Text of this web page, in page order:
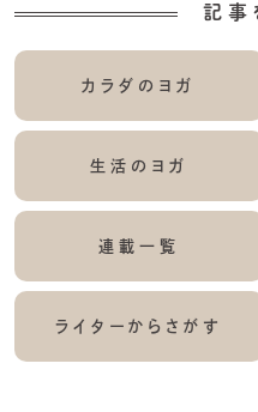
記事
カラダのヨガ
生活のヨガ
連載一覧
ライターからさがす